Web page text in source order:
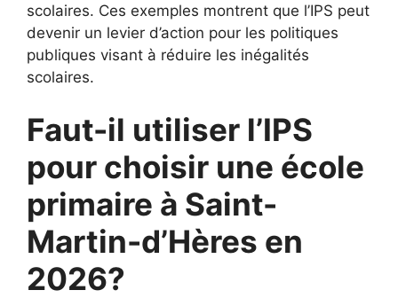
scolaires. Ces exemples montrent que l’IPS peut
devenir un levier d’action pour les politiques
publiques visant à réduire les inégalités
scolaires.
Faut-il utiliser l’IPS
pour choisir une école
primaire à Saint-
Martin-d’Hères en
2026?